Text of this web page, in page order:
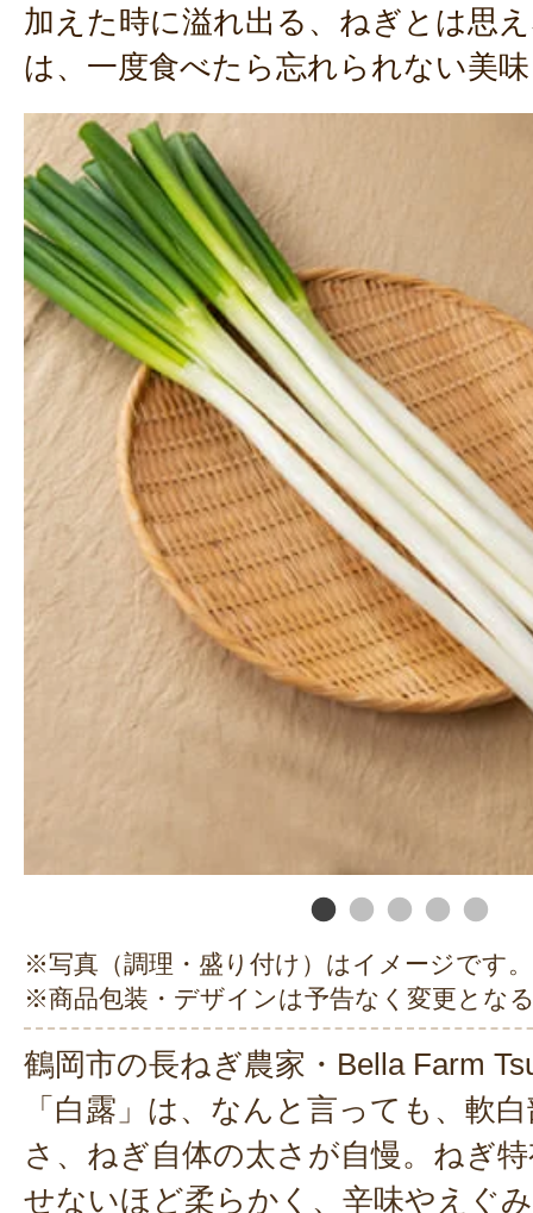
加えた時に溢れ出る、ねぎとは思
は、一度食べたら忘れられない美
※写真（調理・盛り付け）はイメージです。
※商品包装・デザインは予告なく変更とな
鶴岡市の長ねぎ農家・Bella Farm
「白露」は、なんと言っても、軟
さ、ねぎ自体の太さが自慢。ねぎ
せないほど柔らかく、辛味やえぐ